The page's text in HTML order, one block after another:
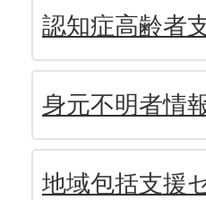
認知症高齢者
身元不明者情
地域包括支援